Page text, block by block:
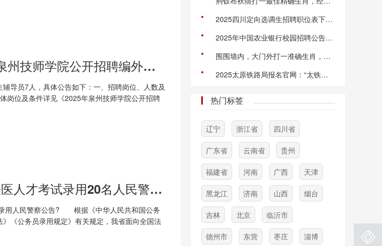
2025年8月年福建省泉州技师学院公开招聘编外学生辅导员简章
导员7人，具体公告如下：一、招聘岗位、人数及
岗位及条件详见《2025年泉州技师学院公开招聘
福建省2025年面向法医人才考试录用20名人民警察公告
用人民警察公告? 根据《中华人民共和国公务
《公务员录用规定》有关规定，我省面向全国法
2025四川定向选调生招聘职位表下载.xls（2271人）
2025年中国农业银行校园招聘公告（全国22844人）
围围墙内，大门外打一准确生肖，全面回答落实
2025太原铁路局报名官网：“太铁招聘”(https://www.crtyhr.com)
热门标签
辽宁 浙江省 四川省
广东省 云南省 贵州
福建省 河南 广西 天津
黑龙江 济南 山西 烟台
吉林 北京 临沂市
德州市 东营 枣庄 淄博